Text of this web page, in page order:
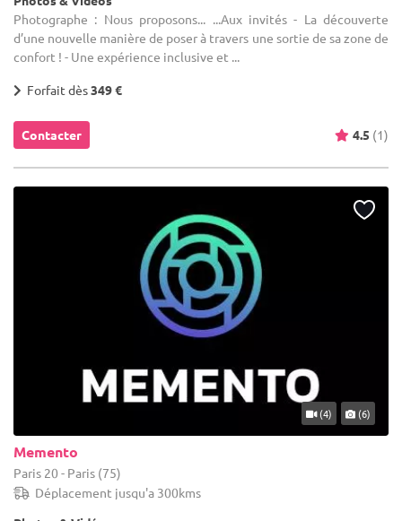
Photographe : Nous proposons... ...Aux invités - La découverte
d’une nouvelle manière de poser à travers une sortie de sa zone de
confort ! - Une expérience inclusive et ...
Forfait dès349 €
Contacter 4.5 (1)
(4) (6)
Memento
Paris 20 - Paris (75)
Déplacement jusqu'a 300kms